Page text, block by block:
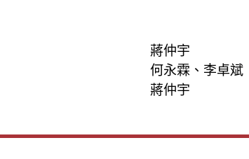
蔣仲宇
何永霖、李卓斌
蔣仲宇